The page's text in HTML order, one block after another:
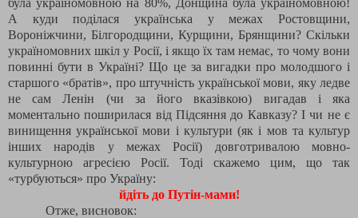
А куди поділася українська у межах Ростовщини,
Вороніжчини, Білгородщини, Курщини, Брянщини? Скільки
україномовних шкіл у Росії, і якщо їх там немає, то чому вони
повинні бути в Україні? Що це за вигадки про молодшого і
старшого «братів», про штучність української мови, яку ледве
не сам Ленін (чи за його вказівкою) вигадав і яка
моментально поширилася від Підсяння до Кавказу? І чи не є
винищення української мови і культури (як і мов та культур
інших народів у межах Росії) довготривалою мовно-
культурною агресією Росії. Тоді скажемо цим, що так
«турбуються» про Україну:
йдіть до Путін-мами!
Отже, висновок: